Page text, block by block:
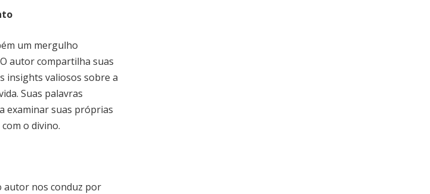
um mergulho
autor compartilha suas
insights valiosos sobre a
Suas palavras
examinar suas próprias
o divino.
autor nos conduz por